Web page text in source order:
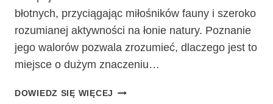
błotnych, przyciągając miłośników fauny i szeroko
rozumianej aktywności na łonie natury. Poznanie
jego walorów pozwala zrozumieć, dlaczego jest to
miejsce o dużym znaczeniu…
DOWIEDZ SIĘ WIĘCEJ POLESKI